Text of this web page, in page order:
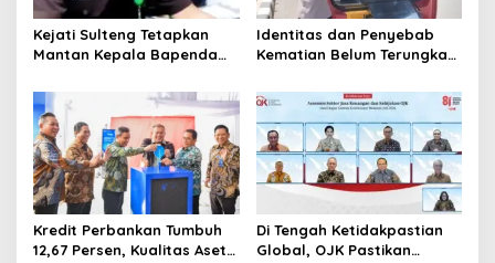
Kejati Sulteng Tetapkan
Mantan Kepala Bapenda
Korupsi Pajak
Pertambangan
Identitas dan Penyebab
Kematian Belum Terungkap,
Ditemukan Mengapung di
Pantai Lere Palu, Kondisi
Tubuh Sudah Terurai
Dicabik Buaya
Kredit Perbankan Tumbuh
12,67 Persen, Kualitas Aset
Di Tengah Ketidakpastian
Global, OJK Pastikan